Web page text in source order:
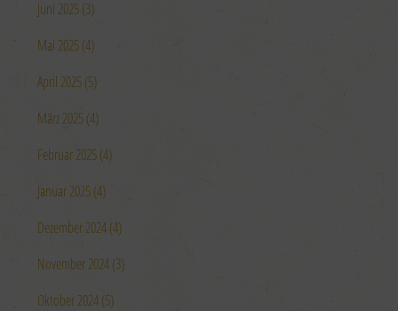
Juni 2025 (3)
Mai 2025 (4)
April 2025 (5)
März 2025 (4)
Februar 2025 (4)
Januar 2025 (4)
Dezember 2024 (4)
November 2024 (3)
Oktober 2024 (5)